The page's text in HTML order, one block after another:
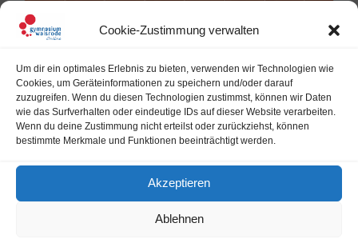
Cookie-Zustimmung verwalten
Um dir ein optimales Erlebnis zu bieten, verwenden wir Technologien wie
Cookies, um Geräteinformationen zu speichern und/oder darauf
zuzugreifen. Wenn du diesen Technologien zustimmst, können wir Daten
wie das Surfverhalten oder eindeutige IDs auf dieser Website verarbeiten.
Wenn du deine Zustimmung nicht erteilst oder zurückziehst, können
bestimmte Merkmale und Funktionen beeinträchtigt werden.
Akzeptieren
Ablehnen
LATEIN